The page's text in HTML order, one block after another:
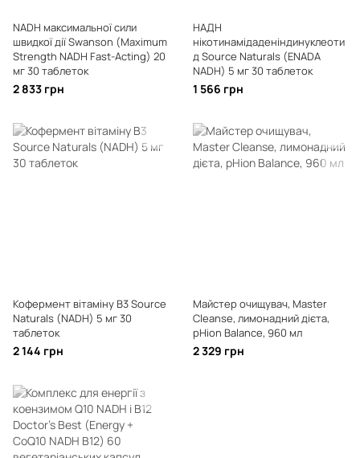
NADH максимальної сили
швидкої дії Swanson (Maximum
Strength NADH Fast-Acting) 20
мг 30 таблеток
2 833 грн
НАДН
нікотинамідаденіндинуклеоти
д Source Naturals (ENADA
NADH) 5 мг 30 таблеток
1 566 грн
Кофермент вітаміну B3 Source
Naturals (NADH) 5 мг 30
таблеток
2 144 грн
Майстер очищувач, Master
Cleanse, лимонадний дієта,
pHion Balance, 960 мл
2 329 грн